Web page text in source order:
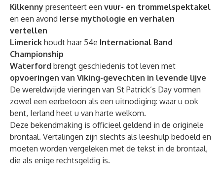
Kilkenny presenteert een vuur- en trommelspektakel
en een avond Ierse mythologie en verhalen
vertellen
Limerick houdt haar 54e International Band
Championship
Waterford brengt geschiedenis tot leven met
opvoeringen van Viking-gevechten in levende lijve
De wereldwijde vieringen van St Patrick’s Day vormen
zowel een eerbetoon als een uitnodiging: waar u ook
bent, Ierland heet u van harte welkom.
Deze bekendmaking is officieel geldend in de originele
brontaal. Vertalingen zijn slechts als leeshulp bedoeld en
moeten worden vergeleken met de tekst in de brontaal,
die als enige rechtsgeldig is.